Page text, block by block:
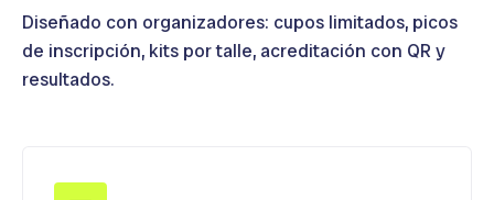
Diseñado con organizadores: cupos limitados, picos
de inscripción, kits por talle, acreditación con QR y
resultados.